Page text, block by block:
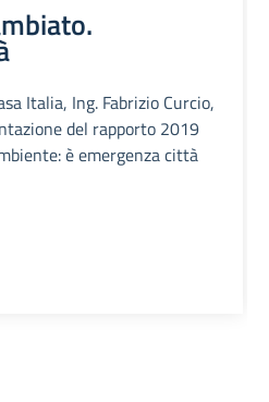
Italia, Ing. Fabrizio Curcio,
del rapporto 2019
è emergenza città